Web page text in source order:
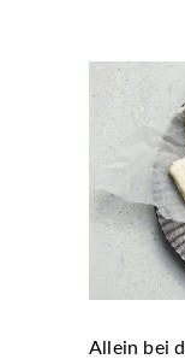
Allein bei